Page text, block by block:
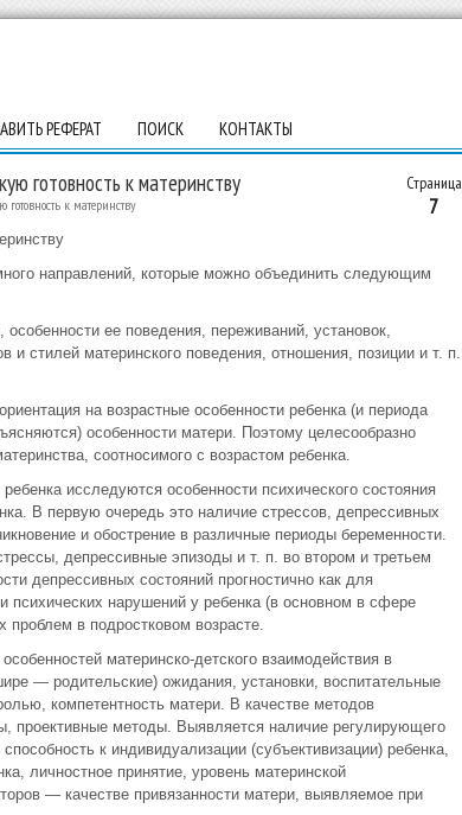
РЕФЕРАТ ПОИСК КОНТАКТЫ
Страница
7
готовность к материнству
к материнству
направлений, которые можно объединить следующим
ее поведения, переживаний, установок,
стилей материнского поведения, отношения, позиции и т. п.
на возрастные особенности ребенка (и периода
особенности матери. Поэтому целесообразно
соотносимого с возрастом ребенка.
исследуются особенности психического состояния
В первую очередь это наличие стрессов, депрессивных
и обострение в различные периоды беременности.
депрессивные эпизоды и т. п. во втором и третьем
депрессивных состояний прогностично как для
психических нарушений у ребенка (в основном в сфере
проблем в подростковом возрасте.
материнско-детского взаимодействия в
— родительские) ожидания, установки, воспитательные
компетентность матери. В качестве методов
проективные методы. Выявляется наличие регулирующего
к индивидуализации (субъективизации) ребенка,
личностное принятие, уровень материнской
— качестве привязанности матери, выявляемое при